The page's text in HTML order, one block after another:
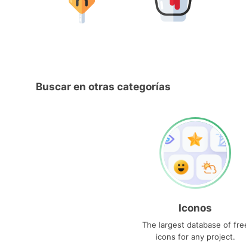
Buscar en otras categorías
Iconos
The largest database of
icons for any project.